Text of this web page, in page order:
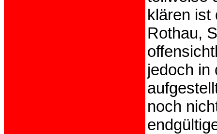
klären ist
Rothau,
jedoch in
noch